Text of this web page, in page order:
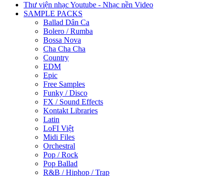
Thư viện nhạc Youtube - Nhạc nền Video
SAMPLE PACKS
Ballad Dân Ca
Bolero / Rumba
Bossa Nova
Cha Cha Cha
Country
EDM
Epic
Free Samples
Funky / Disco
FX / Sound Effects
Kontakt Libraries
Latin
LoFI Việt
Midi Files
Orchestral
Pop / Rock
Pop Ballad
R&B / Hiphop / Trap